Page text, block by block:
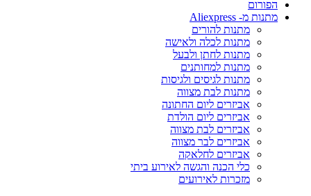
הפורום
מתנות מ- Aliexpress
מתנות להורים
מתנות לכלה ולאישה
מתנות לחתן ולבעל
מתנות למחותנים
מתנות לגיסים ולגיסות
מתנות לבת מצווה
אביזרים ליום החתונה
אביזרים ליום הולדת
אביזרים לבת מצווה
אביזרים לבר מצווה
אביזרים לחלאקה
כלי הכנה והגשה לאירוע ביתי
מזכרות לאירועים